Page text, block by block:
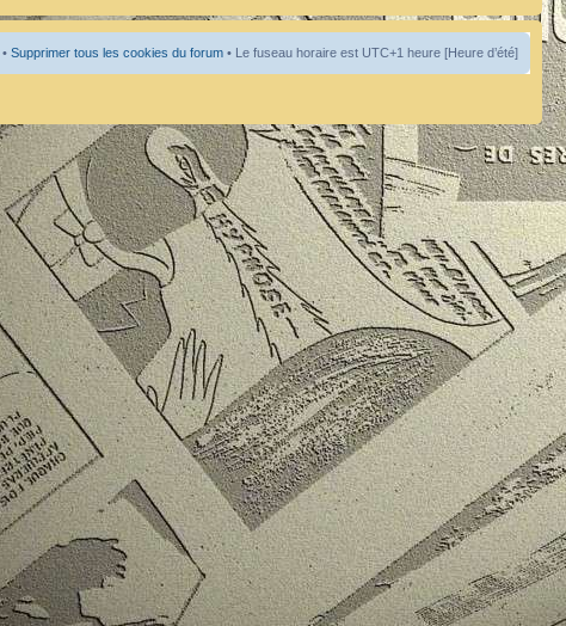
• Supprimer tous les cookies du forum • Le fuseau horaire est UTC+1 heure [Heure d’été]